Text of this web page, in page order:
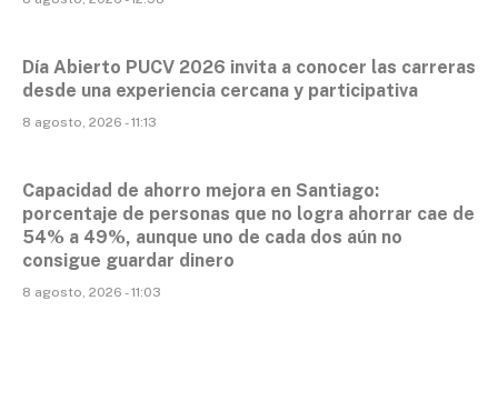
Día Abierto PUCV 2026 invita a conocer las carreras
desde una experiencia cercana y participativa
8 agosto, 2026 - 11:13
Capacidad de ahorro mejora en Santiago:
porcentaje de personas que no logra ahorrar cae de
54% a 49%, aunque uno de cada dos aún no
consigue guardar dinero
8 agosto, 2026 - 11:03